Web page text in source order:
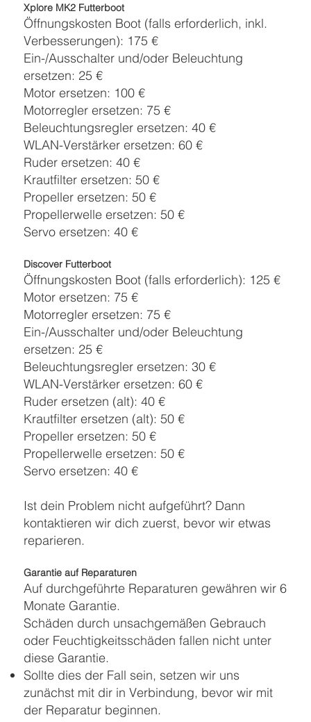
Xplore MK2 Futterboot
Öffnungskosten Boot (falls erforderlich, inkl.
Verbesserungen): 175 €
Ein-/Ausschalter und/oder Beleuchtung
ersetzen: 25 €
Motor ersetzen: 100 €
Motorregler ersetzen: 75 €
Beleuchtungsregler ersetzen: 40 €
WLAN-Verstärker ersetzen: 60 €
Ruder ersetzen: 40 €
Krautfilter ersetzen: 50 €
Propeller ersetzen: 50 €
Propellerwelle ersetzen: 50 €
Servo ersetzen: 40 €
Discover Futterboot
Öffnungskosten Boot (falls erforderlich): 125 €
Motor ersetzen: 75 €
Motorregler ersetzen: 75 €
Ein-/Ausschalter und/oder Beleuchtung
ersetzen: 25 €
Beleuchtungsregler ersetzen: 30 €
WLAN-Verstärker ersetzen: 60 €
Ruder ersetzen (alt): 40 €
Krautfilter ersetzen (alt): 50 €
Propeller ersetzen: 50 €
Propellerwelle ersetzen: 50 €
Servo ersetzen: 40 €
Ist dein Problem nicht aufgeführt? Dann
kontaktieren wir dich zuerst, bevor wir etwas
reparieren.
Garantie auf Reparaturen
Auf durchgeführte Reparaturen gewähren wir 6
Monate Garantie.
Schäden durch unsachgemäßen Gebrauch
oder Feuchtigkeitsschäden fallen nicht unter
diese Garantie.
Sollte dies der Fall sein, setzen wir uns
zunächst mit dir in Verbindung, bevor wir mit
der Reparatur beginnen.